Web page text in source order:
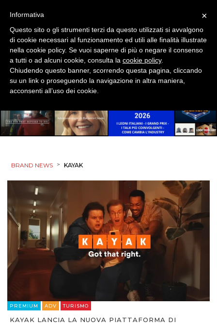
BRAND NEWS > KAYAK
PREMIUM ADV TURISMO
KAYAK LANCIA LA NUOVA PIATTAFORMA DI
×
Informativa
Questo sito o gli strumenti terzi da questo utilizzati si avvalgono
di cookie necessari al funzionamento ed utili alle finalità illustrate
nella cookie policy. Se vuoi saperne di più o negare il consenso
a tutti o ad alcuni cookie, consulta la cookie policy.
Chiudendo questo banner, scorrendo questa pagina, cliccando
su un link o proseguendo la navigazione in altra maniera,
acconsenti all’uso dei cookie.